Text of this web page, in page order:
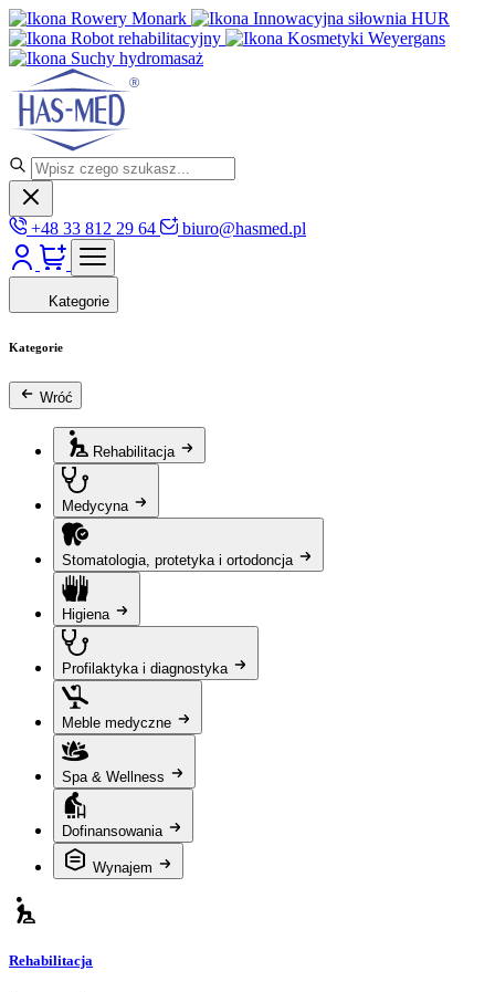
Rowery Monark
Innowacyjna siłownia HUR
Robot rehabilitacyjny
Kosmetyki Weyergans
Suchy hydromasaż
+48 33 812 29 64 biuro@hasmed.pl
Kategorie
Kategorie
Wróć
Rehabilitacja
Medycyna
Stomatologia, protetyka i ortodoncja
Higiena
Profilaktyka i diagnostyka
Meble medyczne
Spa & Wellness
Dofinansowania
Wynajem
Rehabilitacja